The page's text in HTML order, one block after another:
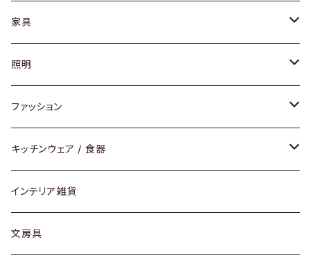
家具
ソファ / ベンチ
チェア / スツール
ダイニングセット / ダイニングテーブル
ローテーブル / サイドテーブル
デスク / コンソール
照明
ペンダントライト
テーブルランプ / デスクスタンド
フロアライト
ファッション
アクセサリー
リング
ピアス / イヤリング
財布
バッグ
キッチンウェア / 食器
グラス / タンブラー
カップ / マグ
インテリア雑貨
文房具